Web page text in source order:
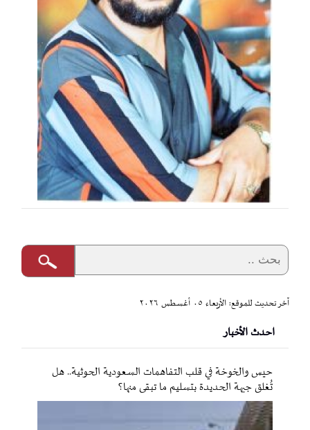
آخر تحديث للموقع: الأربعاء ٠٥ أغسطس ٢٠٢٦
احدث الأخبار
حيس والخوخة في قلب التفاهمات السعودية الحوثية.. هل
تُغلق جبهة الحديدة بتسليم ما تبقى منها؟